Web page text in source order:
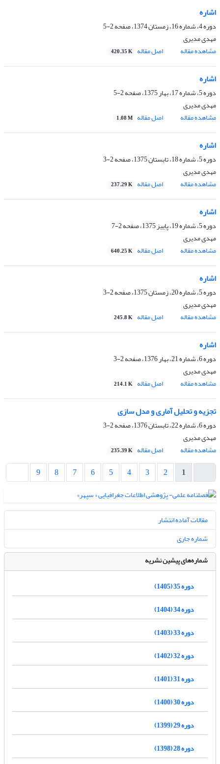
اشاره
دوره 4، شماره 16، زمستان 1374، صفحه
2-5
مهدی مدیری
مشاهده مقاله
اصل مقاله 420.35 K
اشاره
دوره 5، شماره 17، بهار 1375، صفحه
2-5
مهدی مدیری
مشاهده مقاله
اصل مقاله 1.08 M
اشاره
دوره 5، شماره 18، تابستان 1375، صفحه
2-3
مهدی مدیری
مشاهده مقاله
اصل مقاله 237.29 K
اشاره
دوره 5، شماره 19، پاییز 1375، صفحه
2-7
مهدی مدیری
مشاهده مقاله
اصل مقاله 640.25 K
اشاره
دوره 5، شماره 20، زمستان 1375، صفحه
2-3
مهدی مدیری
مشاهده مقاله
اصل مقاله 245.8 K
اشاره
دوره 6، شماره 21، بهار 1376، صفحه
2-3
مهدی مدیری
مشاهده مقاله
اصل مقاله 214.1 K
تجزیه و تحلیل آماری و مدل سازی
دوره 6، شماره 22، تابستان 1376، صفحه
2-3
مهدی مدیری
مشاهده مقاله
اصل مقاله 235.39 K
1
2
3
4
5
6
7
8
9
مقالات آماده انتشار
شماره جاری
شماره‌های پیشین نشریه
دوره 35 (1405)
دوره 34 (1404)
دوره 33 (1403)
دوره 32 (1402)
دوره 31 (1401)
دوره 30 (1400)
دوره 29 (1399)
دوره 28 (1398)